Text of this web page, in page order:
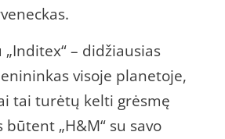
– didžiausias
visoje planetoje,
tai turėtų kelti grėsmę
būtent „H&M“ su savo